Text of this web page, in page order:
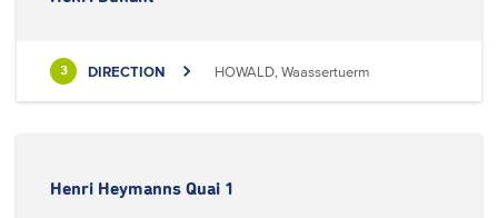
3 DIRECTION HOWALD, Waassertuerm
Henri Heymanns Quai 1